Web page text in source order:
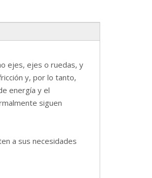
ejes, ejes o ruedas, y
y, por lo tanto,
energía y el
siguen
a sus necesidades